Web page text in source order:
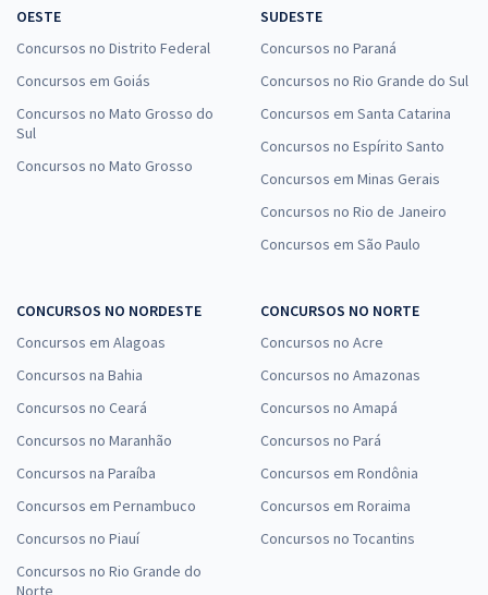
OESTE
Concursos no Distrito Federal
Concursos em Goiás
Concursos no Mato Grosso do
Sul
Concursos no Mato Grosso
SUDESTE
Concursos no Paraná
Concursos no Rio Grande do Sul
Concursos em Santa Catarina
Concursos no Espírito Santo
Concursos em Minas Gerais
Concursos no Rio de Janeiro
Concursos em São Paulo
CONCURSOS NO NORDESTE
Concursos em Alagoas
Concursos na Bahia
Concursos no Ceará
Concursos no Maranhão
Concursos na Paraíba
Concursos em Pernambuco
Concursos no Piauí
Concursos no Rio Grande do
Norte
CONCURSOS NO NORTE
Concursos no Acre
Concursos no Amazonas
Concursos no Amapá
Concursos no Pará
Concursos em Rondônia
Concursos em Roraima
Concursos no Tocantins